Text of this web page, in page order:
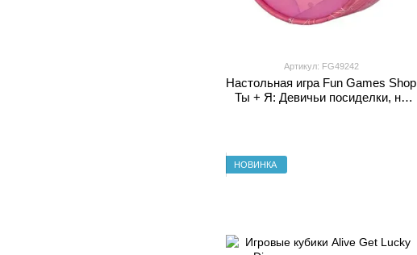
Артикул: FG49242
Настольная игра Fun Games Shop
Ты + Я: Девичьи посиделки, на
НОВИНКА